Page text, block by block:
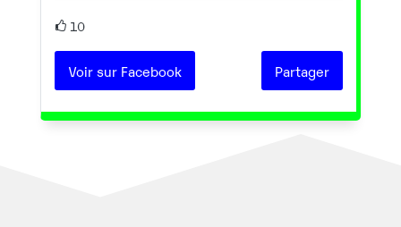
10
Voir sur Facebook Partager